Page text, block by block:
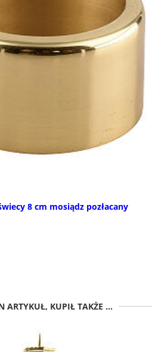
8 cm mosiądz pozłacany
ARTYKUŁ, KUPIŁ TAKŻE ...